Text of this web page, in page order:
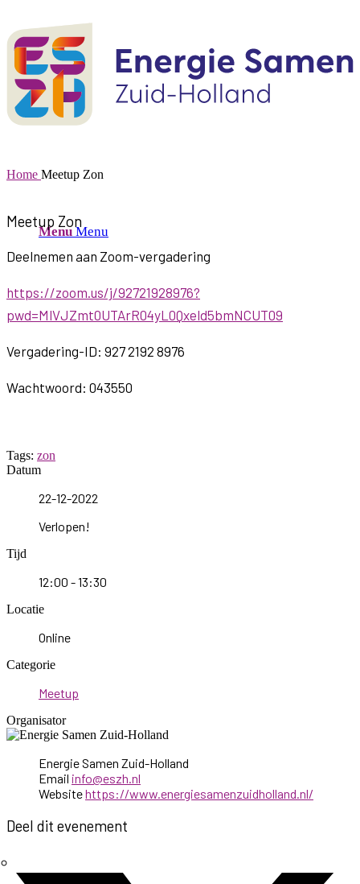
Menu Menu
Home Meetup Zon
Meetup Zon
Deelnemen aan Zoom-vergadering
https://zoom.us/j/92721928976?
pwd=MlVJZmt0UTArR04yL0Qxeld5bmNCUT09
Vergadering-ID: 927 2192 8976
Wachtwoord: 043550
Tags: zon
Datum
22-12-2022
Verlopen!
Tijd
12:00 - 13:30
Locatie
Online
Categorie
Meetup
Organisator
Energie Samen Zuid-Holland
Email info@eszh.nl
Websitehttps://www.energiesamenzuidholland.nl/
Deel dit evenement